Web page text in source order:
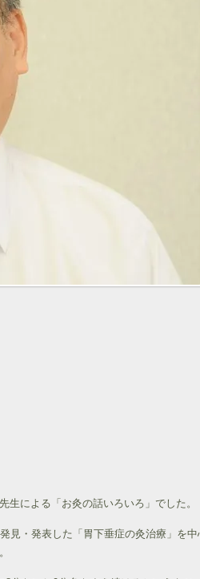
による「お灸の話いろいろ」でした。
見・発表した「胃下垂症の灸治療」を